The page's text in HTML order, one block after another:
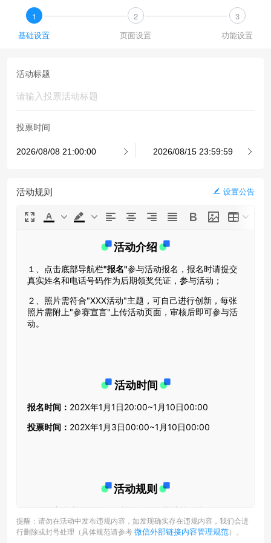
1
基础设置
2
页面设置
3
功能设置
活动标题
投票时间
活动规则 设置公告
提醒：请勿在活动中发布违规内容，如发现确实存在违规内容，我们会进
行删除或封号处理（具体规范请参考微信外部链接内容管理规范）。